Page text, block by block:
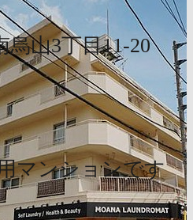
山3丁目11-20
マンションです